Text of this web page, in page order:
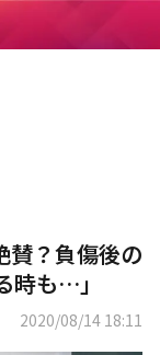
？負傷後の
時も…」
2020/08/14 18:11